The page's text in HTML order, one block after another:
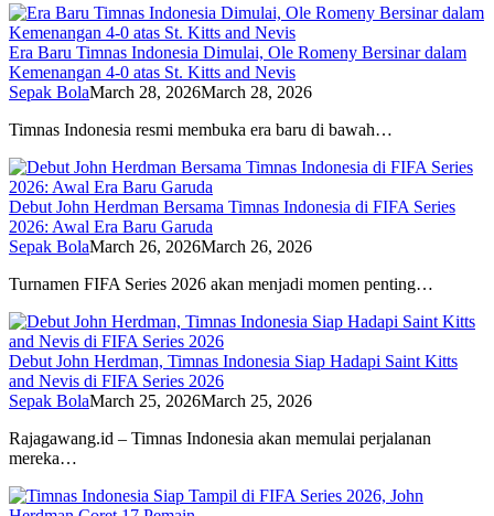
Era Baru Timnas Indonesia Dimulai, Ole Romeny Bersinar dalam
Kemenangan 4-0 atas St. Kitts and Nevis
Sepak BolaMarch 28, 2026March 28, 2026
Timnas Indonesia resmi membuka era baru di bawah…
Debut John Herdman Bersama Timnas Indonesia di FIFA Series
2026: Awal Era Baru Garuda
Sepak BolaMarch 26, 2026March 26, 2026
Turnamen FIFA Series 2026 akan menjadi momen penting…
Debut John Herdman, Timnas Indonesia Siap Hadapi Saint Kitts
and Nevis di FIFA Series 2026
Sepak BolaMarch 25, 2026March 25, 2026
Rajagawang.id – Timnas Indonesia akan memulai perjalanan
mereka…